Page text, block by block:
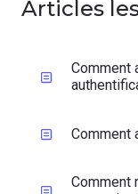
Articles
Comment
Comment
Comment